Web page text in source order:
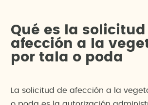
Qué es la solicitud
afección a la
por tala o poda
La solicitud de afección a la